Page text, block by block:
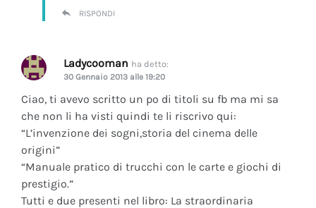
RISPONDI
Ladycooman ha detto:
30 Gennaio 2013 alle 19:20
Ciao, ti avevo scritto un po di titoli su fb ma mi sa
che non li ha visti quindi te li riscrivo qui:
“L’invenzione dei sogni,storia del cinema delle
origini”
“Manuale pratico di trucchi con le carte e giochi di
prestigio.”
Tutti e due presenti nel libro: La straordinaria